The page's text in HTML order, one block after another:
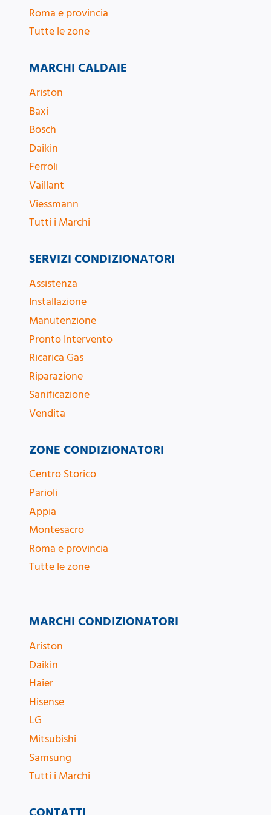
Roma e provincia
Tutte le zone
MARCHI CALDAIE
Ariston
Baxi
Bosch
Daikin
Ferroli
Vaillant
Viessmann
Tutti i Marchi
ZONE CONDIZIONATORI
Centro Storico
Parioli
Appia
Montesacro
Roma e provincia
Tutte le zone
SERVIZI CONDIZIONATORI
Assistenza
Installazione
Manutenzione
Pronto Intervento
Ricarica Gas
Riparazione
Sanificazione
Vendita
MARCHI CONDIZIONATORI
Ariston
Daikin
Haier
Hisense
LG
Mitsubishi
Samsung
Tutti i Marchi